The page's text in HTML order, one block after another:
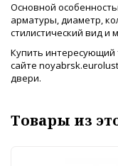
Основной
арматуры, диаметр,
стилистический вид и
Купить интересующий
сайте
двери.
Товары из